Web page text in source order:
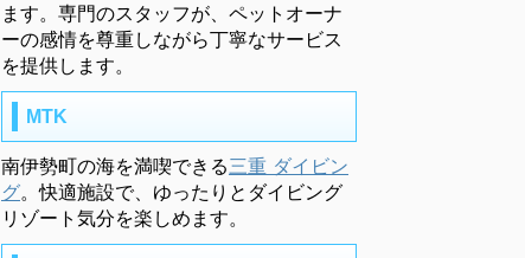
ます。専門のスタッフが、ペットオーナ
ーの感情を尊重しながら丁寧なサービス
を提供します。
MTK
南伊勢町の海を満喫できる三重 ダイビン
グ。快適施設で、ゆったりとダイビング
リゾート気分を楽しめます。